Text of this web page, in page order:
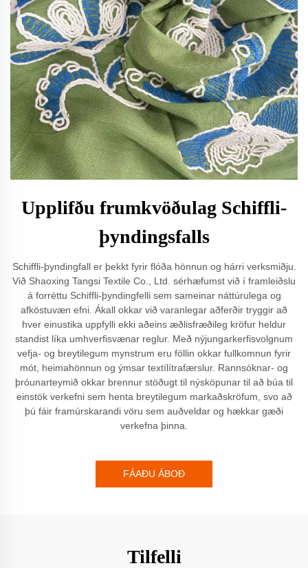
Upplifðu frumkvöðulag Schiffli-
þyndingsfalls
Schiffli-þyndingfall er þekkt fyrir flóða hönnun og hárri verksmiðju.
Við Shaoxing Tangsi Textile Co., Ltd. sérhæfumst við í framleiðslu
á forréttu Schiffli-þyndingfelli sem sameinar náttúrulega og
afköstuvæn efni. Ákall okkar við varanlegar aðferðir tryggir að
hver einustika uppfylli ekki aðeins æðlisfræðileg kröfur heldur
standist líka umhverfisvænar reglur. Með nýjungarkerfisvolgnum
vefja- og breytilegum mynstrum eru föllin okkar fullkomnun fyrir
mót, heimahönnun og ýmsar textílítrafærslur. Rannsóknar- og
þróunarteymið okkar brennur stöðugt til nýsköpunar til að búa til
einstök verkefni sem henta breytilegum markaðskröfum, svo að
þú fáir framúrskarandi vöru sem auðveldar og hækkar gæði
verkefna þinna.
FÁAÐU ÁBOÐ
Tilfelli